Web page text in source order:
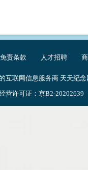
免责条款 人才招聘
互联网信息服务商 天天纪念
营许可证：京B2-20202639